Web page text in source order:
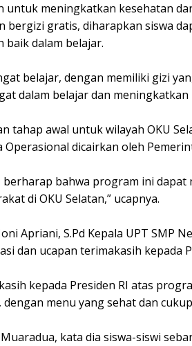
untuk meningkatkan kesehatan
bergizi gratis, diharapkan siswa
baik dalam belajar.
belajar, dengan memiliki gizi
dalam belajar dan meningkatkan
tahap awal untuk wilayah OKU
Operasional dicairkan oleh
berharap bahwa program ini
di OKU Selatan,” ucapnya.
Apriani, S.Pd Kepala UPT SMP
dan ucapan terimakasih kepada
kepada Presiden RI atas
menu yang sehat dan
kata dia siswa-siswi